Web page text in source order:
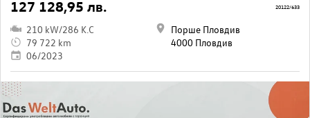
127 128,95 лв.
210 kW/286 K.C
79 722 km
06/2023
Порше Пловдив
4000 Пловдив
20122/633